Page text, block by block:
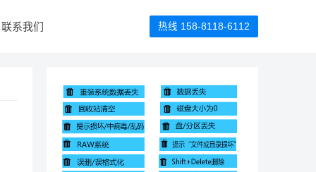
联系我们 热线 158-8118-6112